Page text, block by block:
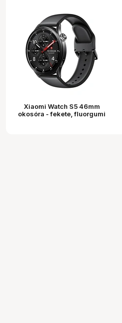
Xiaomi Watch S5 46mm
okosóra - fekete, fluorgumi